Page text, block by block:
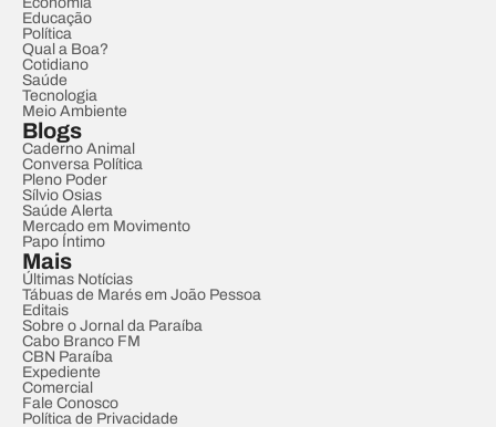
Educação
Política
Qual a Boa?
Cotidiano
Saúde
Tecnologia
Meio Ambiente
Blogs
Caderno Animal
Conversa Política
Pleno Poder
Sílvio Osias
Saúde Alerta
Mercado em Movimento
Papo Íntimo
Mais
Últimas Notícias
Tábuas de Marés em João Pessoa
Editais
Sobre o Jornal da Paraíba
Cabo Branco FM
CBN Paraíba
Expediente
Comercial
Fale Conosco
Política de Privacidade